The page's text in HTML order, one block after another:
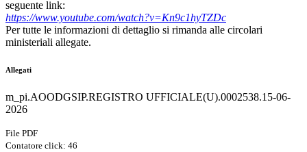
seguente link:
https://www.youtube.com/watch?v=Kn9c1hyTZDc
Per tutte le informazioni di dettaglio si rimanda alle circolari
ministeriali allegate.
Allegati
m_pi.AOODGSIP.REGISTRO UFFICIALE(U).0002538.15-06-
2026
File PDF
Contatore click: 46